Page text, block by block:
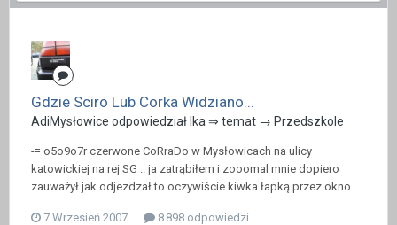
Gdzie Sciro Lub Corka Widziano...
AdiMysłowice odpowiedział Ika ⇒ temat → Przedszkole
-= o5o9o7r czerwone CoRraDo w Mysłowicach na ulicy
katowickiej na rej SG .. ja zatrąbiłem i zooomal mnie dopiero
zauważył jak odjezdzał to oczywiście kiwka łapką przez okno...
7 Wrzesień 2007 8 898 odpowiedzi